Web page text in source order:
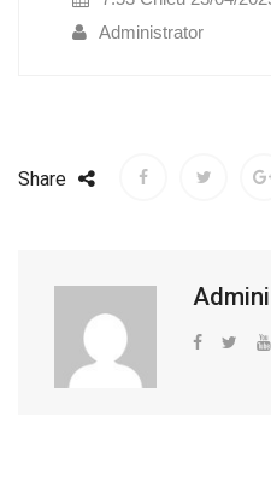
Administrator
Share